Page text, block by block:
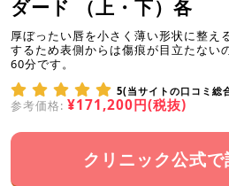
ダード （上・下）各
厚ぼったい唇を小さく薄い形状に整え
するため表側からは傷痕が目立たない
60分です。
5(当サイトの口コミ総
参考価格: ¥171,200円(税抜)
クリニック公式